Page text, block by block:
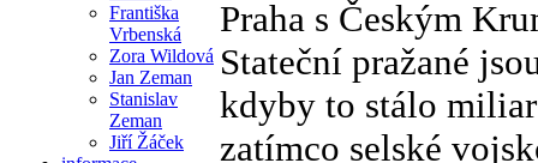
Františka
Vrbenská
Zora Wildová
Jan Zeman
Stanislav
Zeman
Jiří Žáček
Praha s Českým
Stateční pražané
kdyby to stálo
zatímco selské